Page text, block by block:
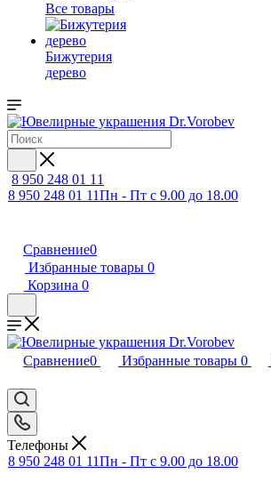
Все товары
Бижутерия
дерево
8 950 248 01 11
8 950 248 01 11Пн - Пт с 9.00 до 18.00
Сравнение0
Избранные товары 0
Корзина 0
Сравнение0 Избранные товары 0
Телефоны
8 950 248 01 11Пн - Пт с 9.00 до 18.00